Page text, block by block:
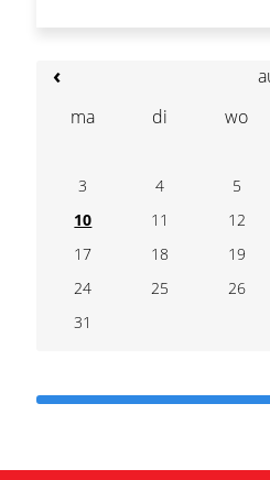
‹
ma
di wo
3
4 5
10
11 12
17
18 19
24
25 26
31